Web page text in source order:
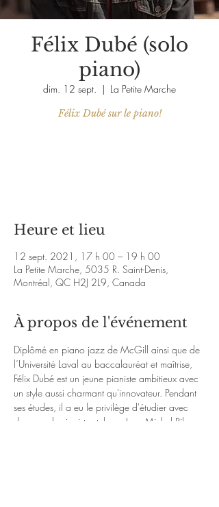
Félix Dubé (solo
piano)
dim. 12 sept.
  |
La Petite Marche
Félix Dubé sur le piano!
Heure et lieu
12 sept. 2021, 17 h 00 – 19 h 00
La Petite Marche, 5035 R. Saint-Denis,
Montréal, QC H2J 2L9, Canada
À propos de l'événement
Diplômé en piano jazz de McGill ainsi que de
l’Université Laval au baccalauréat et maîtrise,
Félix Dubé est un jeune pianiste ambitieux avec
un style aussi charmant qu'innovateur. Pendant
ses études, il a eu le privilège d'étudier avec
des grands pianistes tel que Jean-Michel Pilc,